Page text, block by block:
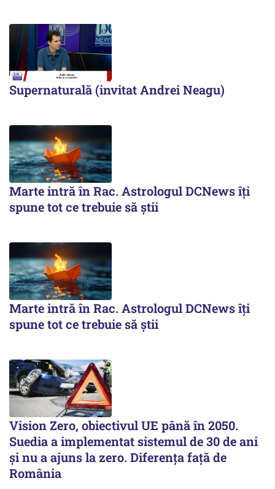
Supernaturală (invitat Andrei Neagu)
Marte intră în Rac. Astrologul DCNews îți
spune tot ce trebuie să știi
Marte intră în Rac. Astrologul DCNews îți
spune tot ce trebuie să știi
Vision Zero, obiectivul UE până în 2050.
Suedia a implementat sistemul de 30 de ani
şi nu a ajuns la zero. Diferenţa faţă de
România